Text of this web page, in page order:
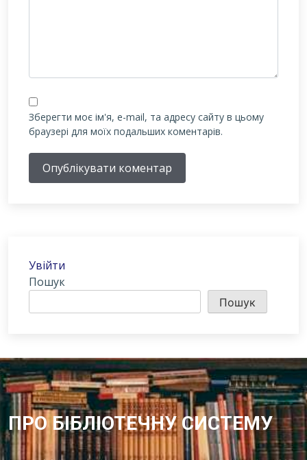
Зберегти моє ім'я, e-mail, та адресу сайту в цьому
браузері для моїх подальших коментарів.
Опублікувати коментар
Увійти
Пошук
Пошук
ПРО БІБЛІОТЕЧНУ СИСТЕМУ